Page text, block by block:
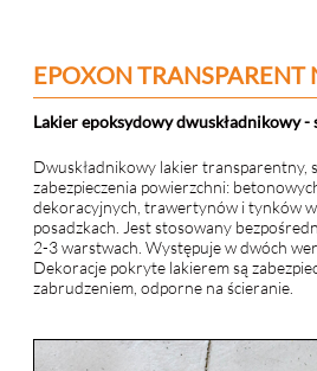
EPOXON TRANSPARENT
Lakier epoksydowy dwuskładnikowy -
Dwuskładnikowy lakier
zabezpieczenia powierzchni:
dekoracyjnych, trawertynów i tynków
posadzkach. Jest stosowany
2-3 warstwach. Występuje w dwóch
Dekoracje pokryte lakierem są
zabrudzeniem, odporne na ścieranie.